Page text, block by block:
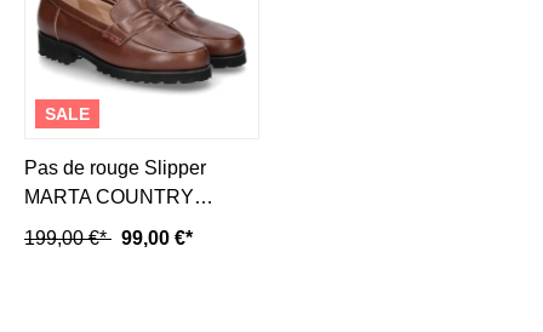
SALE
Pas de rouge Slipper
MARTA COUNTRY
CUOIO (38½)
199,00 €* 99,00 €*